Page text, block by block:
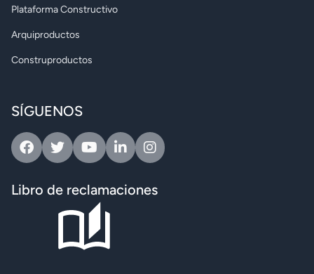
Plataforma Constructivo
Arquiproductos
Construproductos
SÍGUENOS
FacebookTwitterYoutubeLinkedinInstagram
Libro de reclamaciones